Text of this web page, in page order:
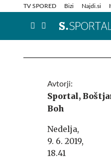
TV SPORED Bizi Najdi.si
Info in obvestila
Avtorji:
Sportal,
Boh
Nedelja,
9. 6. 2019,
18.41